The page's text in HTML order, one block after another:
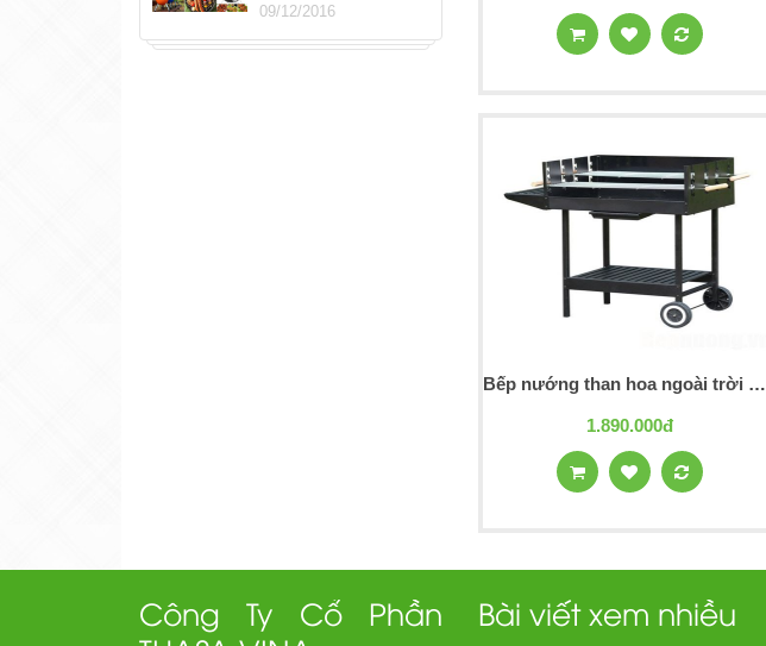
Hà Nội
09/12/2016
Bếp nướng than hoa ngoài trời Ck350
1.890.000đ
Công Ty Cổ Phần
Bài viết xem nhiều